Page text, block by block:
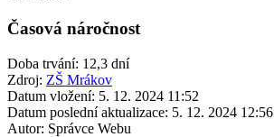
Časová náročnost
Doba trvání: 12,3 dní
Zdroj: ZŠ Mrákov
Datum vložení: 5. 12. 2024 11:52
Datum poslední aktualizace: 5. 12. 2024 12:56
Autor: Správce Webu